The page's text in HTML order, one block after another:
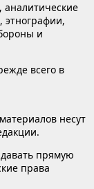
этнографии,
и
всего в
несут
прямую
права